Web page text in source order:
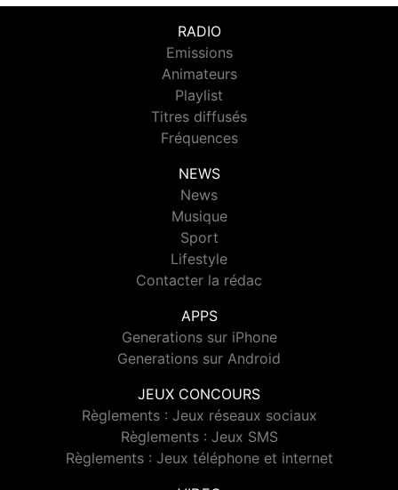
RADIO
Emissions
Animateurs
Playlist
Titres diffusés
Fréquences
NEWS
News
Musique
Sport
Lifestyle
Contacter la rédac
APPS
Generations sur iPhone
Generations sur Android
JEUX CONCOURS
Règlements : Jeux réseaux sociaux
Règlements : Jeux SMS
Règlements : Jeux téléphone et internet